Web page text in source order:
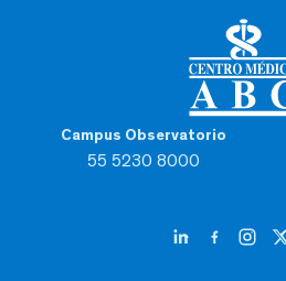
Campus Observatorio
55 5230 8000